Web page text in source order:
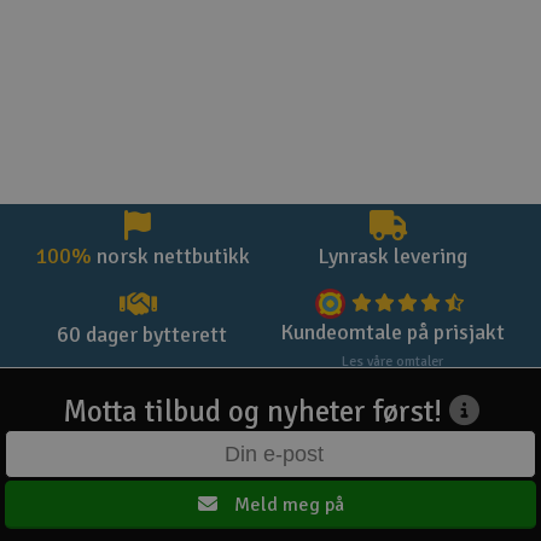
100% norsk nettbutikk Lynrask levering
60 dager bytterett Kundeomtale på prisjakt
Les våre omtaler
Motta tilbud og nyheter først!
Meld meg på